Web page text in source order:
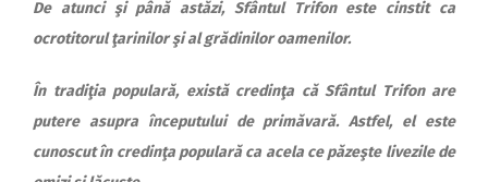
De atunci şi până astăzi, Sfântul Trifon este cinstit ca
ocrotitorul ţarinilor şi al grădinilor oamenilor.
În tradiţia populară, există credinţa că Sfântul Trifon are
putere asupra începutului de primăvară. Astfel, el este
cunoscut în credinţa populară ca acela ce păzeşte livezile de